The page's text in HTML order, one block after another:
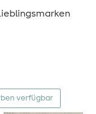
verfügbar